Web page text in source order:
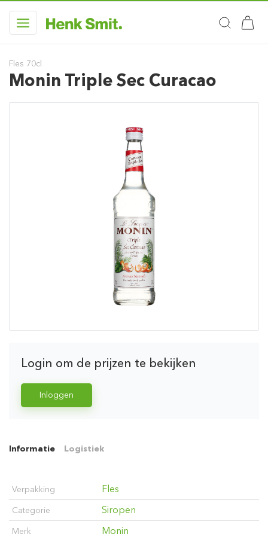
Fles 70cl
Monin Triple Sec Curacao
Login om de prijzen te bekijken
Inloggen
Informatie Logistiek
Verpakking Fles
Categorie Siropen
Merk Monin